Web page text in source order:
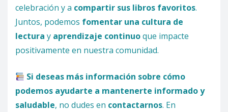
celebración y a compartir sus libros favoritos.
Juntos, podemos fomentar una cultura de
lectura y aprendizaje continuoque impacte
positivamente en nuestra comunidad.
Si deseas más información sobre cómo
podemos ayudarte a mantenerte informado y
saludable, no dudes en contactarnos. En